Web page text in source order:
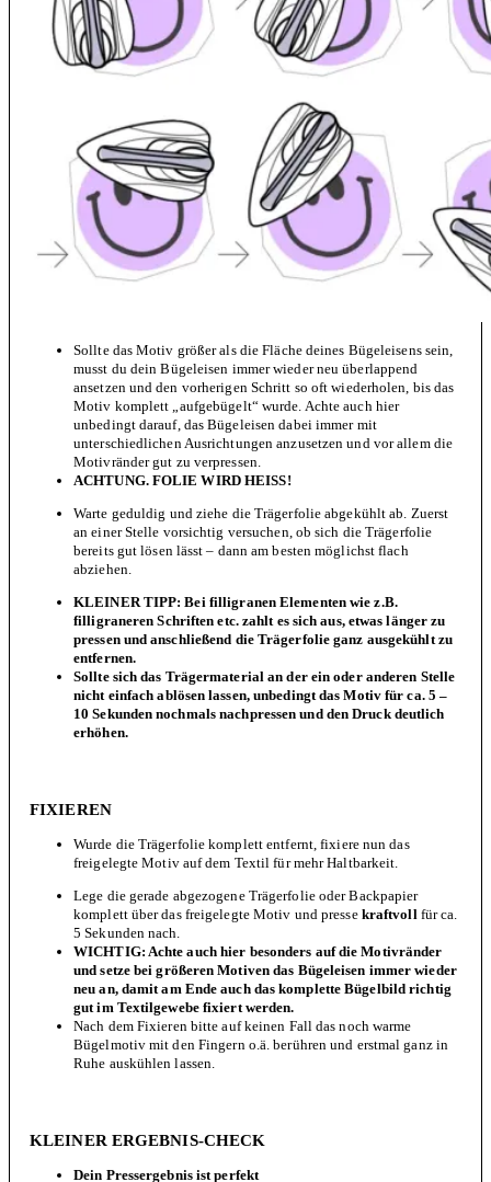
Sollte das Motiv größer als die Fläche deines Bügeleisens sein,
musst du dein Bügeleisen immer wieder neu überlappend
ansetzen und den vorherigen Schritt so oft wiederholen, bis das
Motiv komplett „aufgebügelt“ wurde. Achte auch hier
unbedingt darauf, das Bügeleisen dabei immer mit
unterschiedlichen Ausrichtungen anzusetzen und vor allem die
Motivränder gut zu verpressen.
ACHTUNG. FOLIE WIRD HEISS!
Warte geduldig und ziehe die Trägerfolie abgekühlt ab. Zuerst
an einer Stelle vorsichtig versuchen, ob sich die Trägerfolie
bereits gut lösen lässt – dann am besten möglichst flach
abziehen.
KLEINER TIPP: Bei filligranen Elementen wie z.B.
filligraneren Schriften etc. zahlt es sich aus, etwas länger zu
pressen und anschließend die Trägerfolie ganz ausgekühlt zu
entfernen.
Sollte sich das Trägermaterial an der ein oder anderen Stelle
nicht einfach ablösen lassen, unbedingt das Motiv für ca. 5 –
10 Sekunden nochmals nachpressen und den Druck deutlich
erhöhen.
FIXIEREN
Wurde die Trägerfolie komplett entfernt, fixiere nun das
freigelegte Motiv auf dem Textil für mehr Haltbarkeit.
Lege die gerade abgezogene Trägerfolie oder Backpapier
komplett über das freigelegte Motiv und presse kraftvoll für ca.
5 Sekunden nach.
WICHTIG: Achte auch hier besonders auf die Motivränder
und setze bei größeren Motiven das Bügeleisen immer wieder
neu an, damit am Ende auch das komplette Bügelbild richtig
gut im Textilgewebe fixiert werden.
Nach dem Fixieren bitte auf keinen Fall das noch warme
Bügelmotiv mit den Fingern o.ä. berühren und erstmal ganz in
Ruhe auskühlen lassen.
KLEINER ERGEBNIS-CHECK
Dein Pressergebnis ist perfekt